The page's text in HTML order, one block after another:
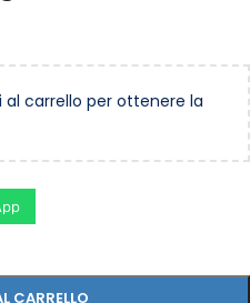
carrello per ottenere la
CARRELLO